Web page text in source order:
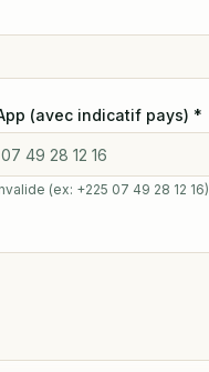
(avec indicatif pays) *
(ex: +225 07 49 28 12 16)